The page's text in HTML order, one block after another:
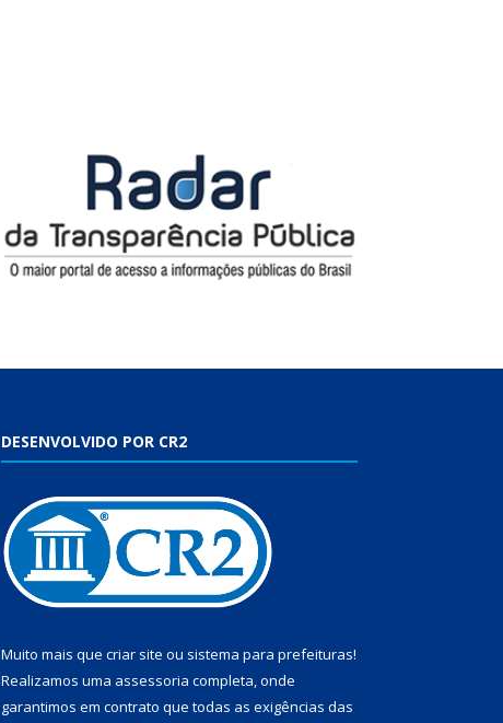
DESENVOLVIDO POR CR2
Muito mais que criar site ou sistema para prefeituras!
Realizamos uma assessoria completa, onde
garantimos em contrato que todas as exigências das